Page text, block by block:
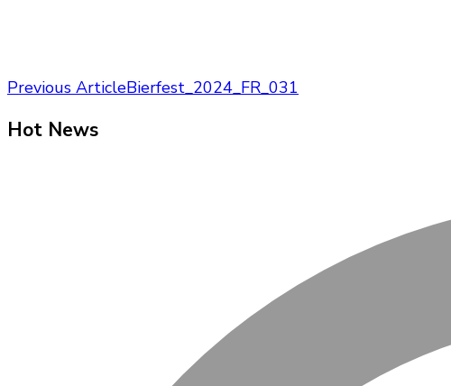
Post
Navigation
Previous ArticleBierfest_2024_FR_031
Hot News